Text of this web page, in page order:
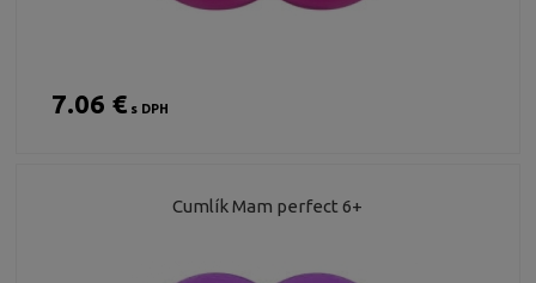
7.06 €s DPH
Cumlík Mam perfect 6+